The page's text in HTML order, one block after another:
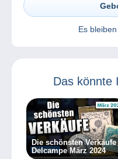
Es bleiben
Das könnte
Die schönsten Verkäufe
Delcampe März 2024